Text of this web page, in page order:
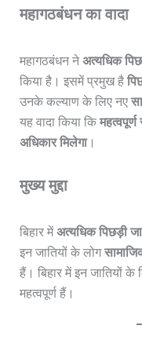
महागठबंधन का वादा
महागठबंधन नेअत्यधिक
किया है। इसमें प्रमुख है
उनके कल्याण के लिए नए
यह वादा किया कि
अधिकार मिलेगा।
मुख्य मुद्दा
बिहार मेंअत्यधिक पिछड़ी
इन जातियों के लोग
हैं। बिहार में इन जातियों के
महत्वपूर्ण हैं।